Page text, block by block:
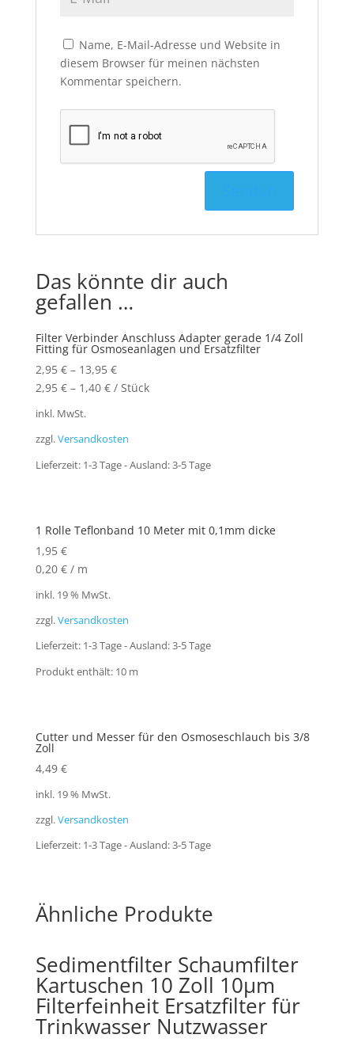
Name, E-Mail-Adresse und Website in
diesem Browser für meinen nächsten
Kommentar speichern.
Das könnte dir auch
gefallen …
Filter Verbinder Anschluss Adapter gerade 1/4 Zoll
Fitting für Osmoseanlagen und Ersatzfilter
2,95 €– 13,95 €
2,95 €– 1,40 €/ Stück
inkl. MwSt.
zzgl.Versandkosten
Lieferzeit: 1-3 Tage - Ausland: 3-5 Tage
1 Rolle Teflonband 10 Meter mit 0,1mm dicke
1,95 €
0,20 €/ m
inkl. 19 % MwSt.
zzgl.Versandkosten
Lieferzeit: 1-3 Tage - Ausland: 3-5 Tage
Produkt enthält: 10 m
Cutter und Messer für den Osmoseschlauch bis 3/8
Zoll
4,49 €
inkl. 19 % MwSt.
zzgl.Versandkosten
Lieferzeit: 1-3 Tage - Ausland: 3-5 Tage
Ähnliche Produkte
Sedimentfilter Schaumfilter
Kartuschen 10 Zoll 10µm
Filterfeinheit Ersatzfilter für
Trinkwasser Nutzwasser